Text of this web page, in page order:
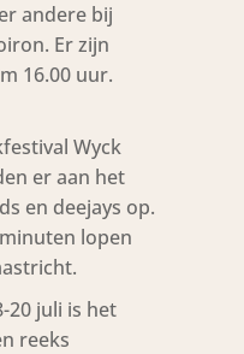
andere bij
Er zijn
16.00 uur.
Wyck
er aan het
en deejays op.
lopen
20 juli is het
reeks